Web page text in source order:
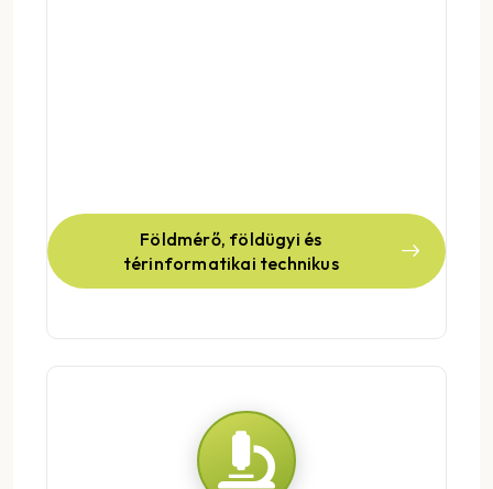
Földmérő, földügyi és
térinformatikai technikus